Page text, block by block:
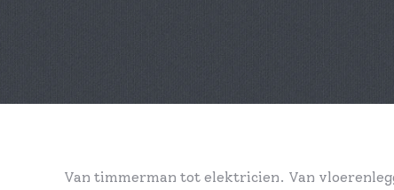
Van timmerman tot elektricien. Van